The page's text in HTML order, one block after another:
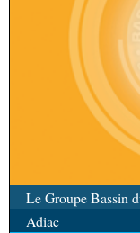
Le Groupe Bassin
Adiac